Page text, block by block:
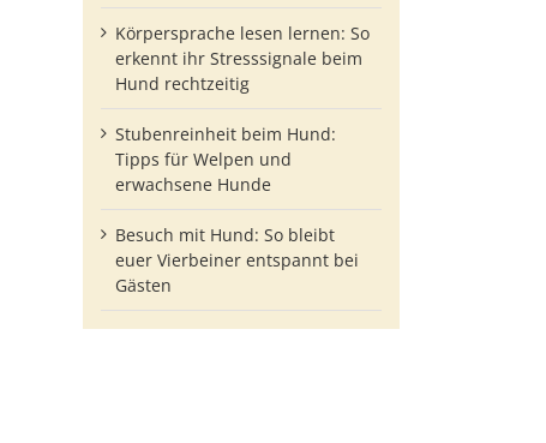
Körpersprache lesen lernen: So
erkennt ihr Stresssignale beim
Hund rechtzeitig
Stubenreinheit beim Hund:
Tipps für Welpen und
erwachsene Hunde
Besuch mit Hund: So bleibt
euer Vierbeiner entspannt bei
Gästen